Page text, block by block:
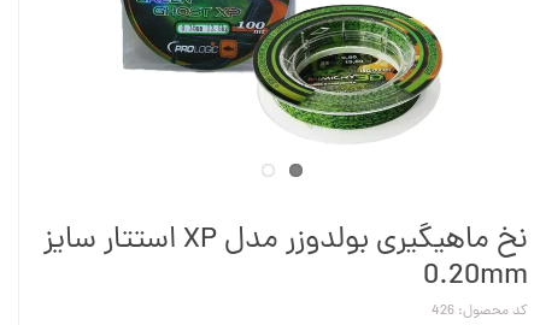
نخ ماهیگیری بولدوزر مدل XP استتار سایز
0.20mm
کد محصول: 426